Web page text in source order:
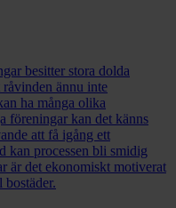
besitter stora dolda
ännu inte
ha många olika
föreningar kan det känns
att få igång ett
kan processen bli smidig
är det ekonomiskt motiverat